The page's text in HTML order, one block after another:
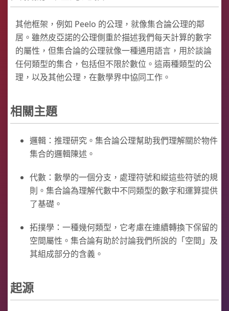
其他框架，例如 Peelo 的公理，就像集合論公理的鄰
居。雖然皮亞諾的公理側重於描述我們每天計算的數字
的屬性，但集合論的公理就像一種通用語言，用於談論
任何類型的集合，包括但不限於數位。這兩種類型的公
理，以及其他公理，在數學界中協同工作。
相關主題
邏輯：推理研究。集合論公理幫助我們理解關於物件
集合的邏輯陳述。
代數：數學的一個分支，處理符號和縱這些符號的規
則。集合論為理解代數中不同類型的數字和運算提供
了基礎。
拓撲學：一種幾何類型，它考慮在連續轉換下保留的
空間屬性。集合論有助於討論我們所說的「空間」及
其組成部分的含義。
起源